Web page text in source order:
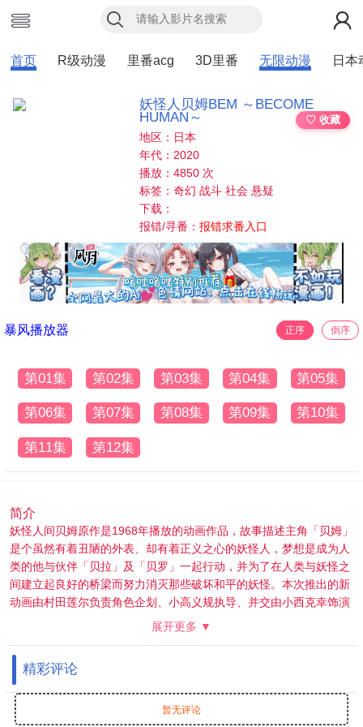
首页 R级动漫 里番acg 3D里番 无限动漫 日本
妖怪人贝姆BEM ～BECOME
HUMAN～
♡ 收藏
地区：日本
年代：2020
播放：4850 次
标签：奇幻 战斗 社会 悬疑
下载：
报错/寻番：报错求番入口
暴风播放器 正序 倒序
第01集 第02集 第03集 第04集 第05集
第06集 第07集 第08集 第09集 第10集
第11集 第12集
简介
妖怪人间贝姆原作是1968年播放的动画作品，故事描述主角「贝姆」
是个虽然有着丑陋的外表、却有着正义之心的妖怪人，梦想是成为人
类的他与伙伴「贝拉」及「贝罗」一起行动，并为了在人类与妖怪之
间建立起良好的桥梁而努力消灭那些破坏和平的妖怪。本次推出的新
动画由村田莲尔负责角色企划、小高义规执导、并交由小西克幸饰演
贝姆、M・A・O 饰演贝拉、小野贤章饰演贝罗的全新作品。
展开更多 ▼
精彩评论
暂无评论